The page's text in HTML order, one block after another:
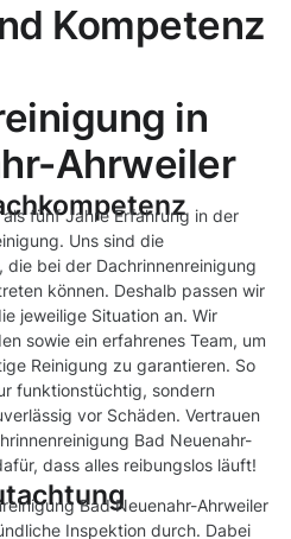
Kompetenz
in
Ahrweiler
fünf Jahre Erfahrung in der
Uns sind die
bei der Dachrinnenreinigung
können. Deshalb passen wir
jeweilige Situation an. Wir
sowie ein erfahrenes Team, um
Reinigung zu garantieren. So
funktionstüchtig, sondern
vor Schäden. Vertrauen
Bad Neuenahr-
dass alles reibungslos läuft!
Bad Neuenahr-Ahrweiler
Inspektion durch. Dabei